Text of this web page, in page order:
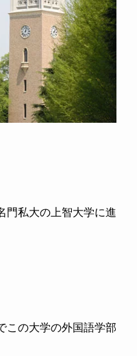
門私大の上智大学に進
この大学の外国語学部